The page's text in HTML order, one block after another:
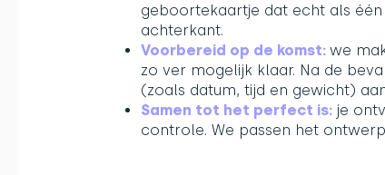
geboortekaartje dat echt als
achterkant.
Voorbereid op de komst:we
zo ver mogelijk klaar. Na de
(zoals datum, tijd en gewicht)
Samen tot het perfect is: je
controle. We passen het